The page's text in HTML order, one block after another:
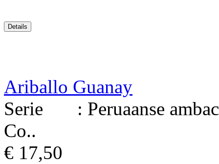
Ariballo Guanay
Serie : Peruaanse
Co..
€ 17,50